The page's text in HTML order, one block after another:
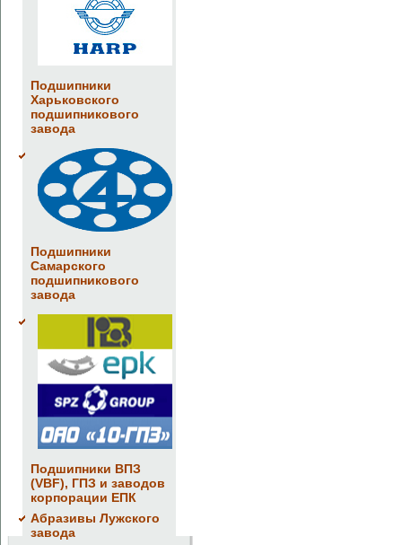
Подшипники
Харьковского
подшипникового
завода
Подшипники
Самарского
подшипникового
завода
Подшипники ВПЗ
(VBF), ГПЗ и заводов
корпорации ЕПК
Абразивы Лужского
завода